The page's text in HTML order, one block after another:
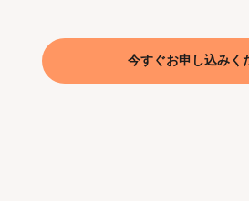
今すぐお申し込みく